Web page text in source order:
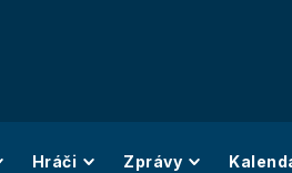
Hráči Zprávy